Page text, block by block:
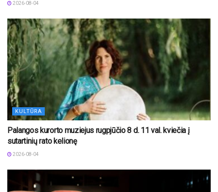
2026-08-04
KULTŪRA
Palangos kurorto muziejus rugpjūčio 8 d. 11 val. kviečia į
sutartinių rato kelionę
2026-08-04